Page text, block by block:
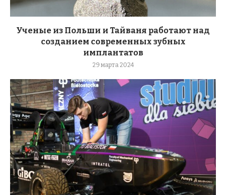
Ученые из Польши и Тайваня работают над
созданием современных зубных
имплантатов
29 марта 2024